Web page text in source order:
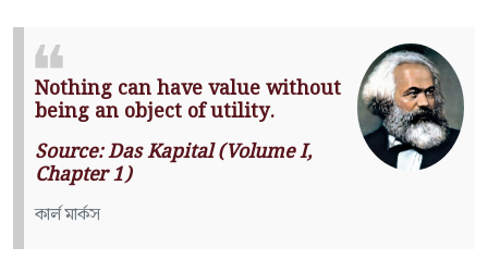
Nothing can have value without
being an object of utility.
Source: Das Kapital (Volume I,
Chapter 1)
কার্ল মার্কস